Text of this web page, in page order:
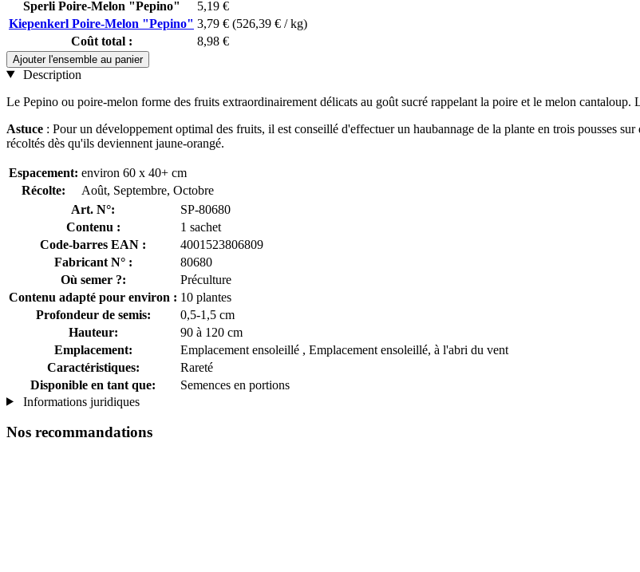
Sperli Poire-Melon "Pepino"
5,19 €
Kiepenkerl Poire-Melon "Pepino" 3,79 € (526,39 € / kg)
Coût total :
8,98 €
Ajouter l'ensemble au panier
Description
Le Pepino ou poire-melon forme des fruits extraordinairement délicats au goût sucré rappelant la poire et le melon cantaloup.
Astuce : Pour un développement optimal des fruits, il est conseillé d'effectuer un haubannage de la plante en trois pousses
récoltés dès qu'ils deviennent jaune-orangé.
Espacement: environ 60 x 40+ cm
Récolte:
Août, Septembre, Octobre
Art. N°:
SP-80680
Contenu :
1 sachet
Code-barres EAN :
4001523806809
Fabricant N° :
80680
Où semer ?:
Préculture
Contenu adapté pour environ : 10 plantes
Profondeur de semis:
0,5-1,5 cm
Hauteur:
90 à 120 cm
Emplacement:
Emplacement ensoleillé , Emplacement ensoleillé, à l'abri du vent
Caractéristiques:
Rareté
Disponible en tant que:
Semences en portions
Informations juridiques
Nos recommandations